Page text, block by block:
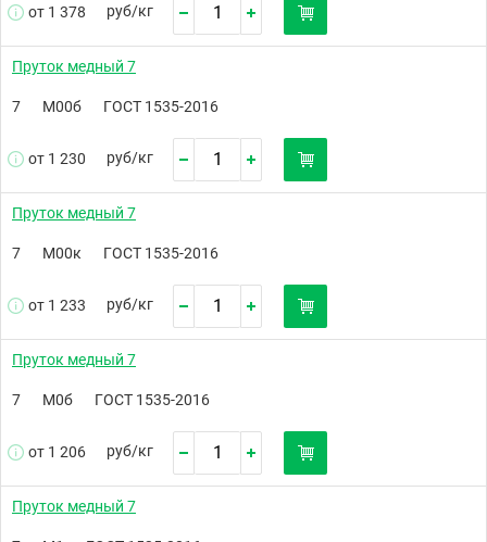
от 1 378 руб/кг
Пруток медный 7
7 М00б ГОСТ 1535-2016
от 1 230 руб/кг
Пруток медный 7
7 М00к ГОСТ 1535-2016
от 1 233 руб/кг
Пруток медный 7
7 М0б ГОСТ 1535-2016
от 1 206 руб/кг
Пруток медный 7